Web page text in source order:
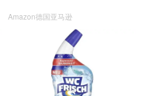
Amazon德国亚马逊